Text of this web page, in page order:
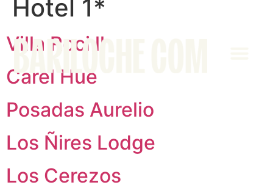
Hotel 1*
Villa Roci ll
Carel Hue
Posadas Aurelio
Los Ñires Lodge
Los Cerezos